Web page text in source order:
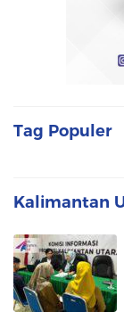
Tag Populer
Kalimantan